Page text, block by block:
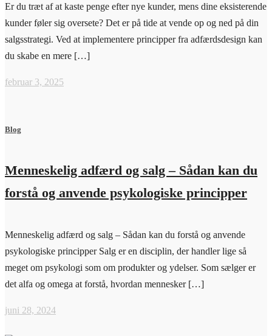
Er du træt af at kaste penge efter nye kunder, mens dine eksisterende
kunder føler sig oversete? Det er på tide at vende op og ned på din
salgsstrategi. Ved at implementere principper fra adfærdsdesign kan
du skabe en mere […]
februar 3, 2025
Blog
Menneskelig adfærd og salg – Sådan kan du
forstå og anvende psykologiske principper
Menneskelig adfærd og salg – Sådan kan du forstå og anvende
psykologiske principper Salg er en disciplin, der handler lige så
meget om psykologi som om produkter og ydelser. Som sælger er
det alfa og omega at forstå, hvordan mennesker […]
juni 28, 2024